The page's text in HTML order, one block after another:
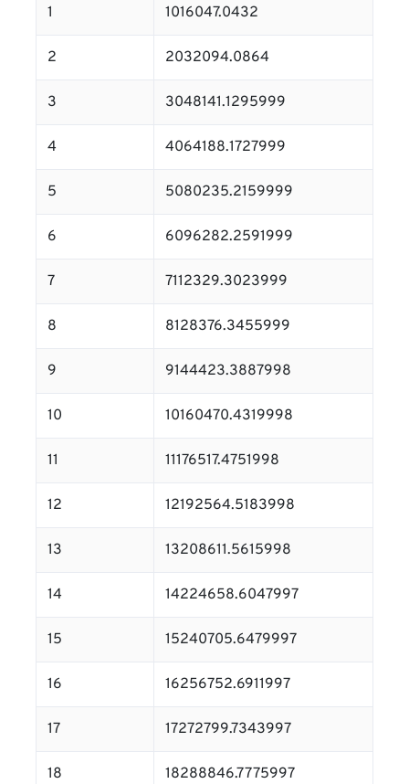
1 1016047.0432
2 2032094.0864
3 3048141.1295999
4 4064188.1727999
5 5080235.2159999
6 6096282.2591999
7 7112329.3023999
8 8128376.3455999
9 9144423.3887998
10 10160470.4319998
11 11176517.4751998
12 12192564.5183998
13 13208611.5615998
14 14224658.6047997
15 15240705.6479997
16 16256752.6911997
17 17272799.7343997
18 18288846.7775997